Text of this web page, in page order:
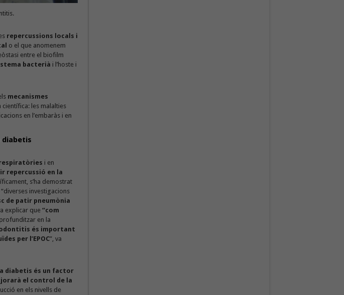
repercussions locals i
o el que anomenem
entre el biofilm
bacterià i l’hoste i
mecanismes
científica: les malalties
en l’embaràs i en
diabetis
i en
repercussió en la
s’ha demostrat
“diverses investigacions
de patir pneumònia
explicar que “com
en la
és important
per l’EPOC”, va
diabetis és un factor
el control de la
en els nivells de